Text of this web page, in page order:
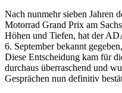
Nach nunmehr sieben Jahren
Motorrad Grand Prix am
Höhen und Tiefen, hat der
6. September bekannt
Diese Entscheidung kam für
durchaus überraschend und
Gesprächen nun definitiv